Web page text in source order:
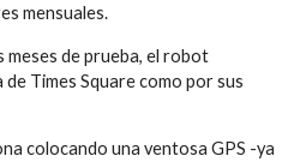
mensuales.
meses de prueba, el robot
Times Square como por sus
colocando una ventosa GPS -ya